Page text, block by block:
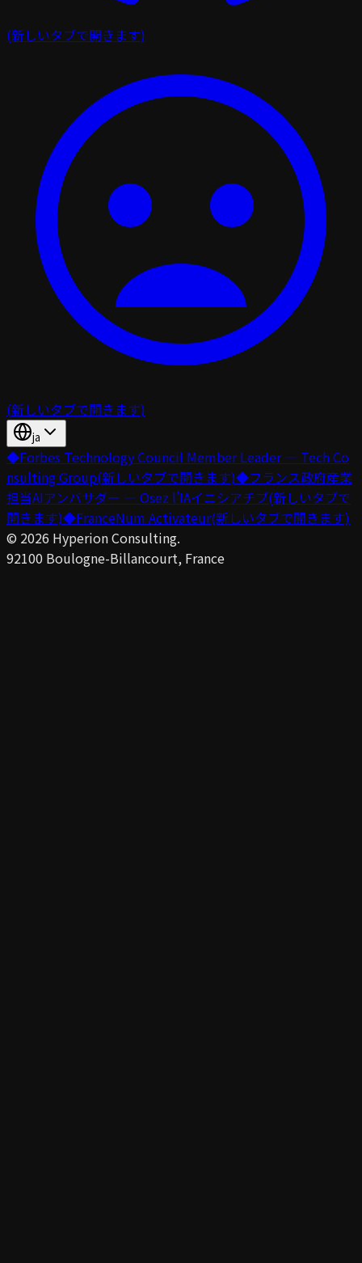
(新しいタブで開きます)
(新しいタブで開きます)
ja
◆Forbes Technology Council Member Leader — Tech Co
nsulting Group(新しいタブで開きます)◆フランス政府産業
担当AIアンバサダー — Osez l’IAイニシアチブ(新しいタブで
開きます)◆FranceNum Activateur(新しいタブで開きます)
© 2026 Hyperion Consulting.
92100 Boulogne-Billancourt, France